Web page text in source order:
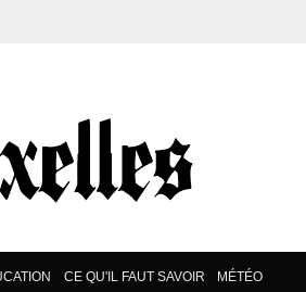
CE QU'IL FAUT SAVOIR MÉTÉO